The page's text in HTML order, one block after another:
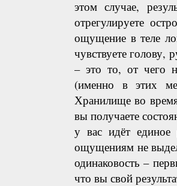
этом случае,
отрегулируете
ощущение в теле
чувствуете голову,
– это то, от чего
(именно в этих
Хранилище во
вы получаете
у вас идёт
ощущениям не
одинаковость –
что вы свой